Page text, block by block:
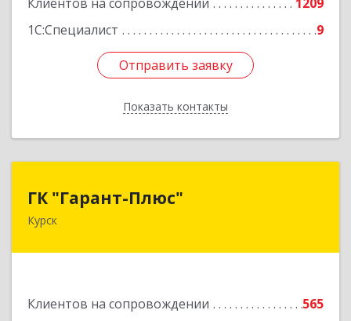
1С:Специалист
9
Отправить заявку
Показать контакты
Отправить заявку
Назад
ГК "Гарант-Плюс"
Курск
Клиентов на сопровождении
565
305035, Курская обл, Курск г, Овечкина ул, дом